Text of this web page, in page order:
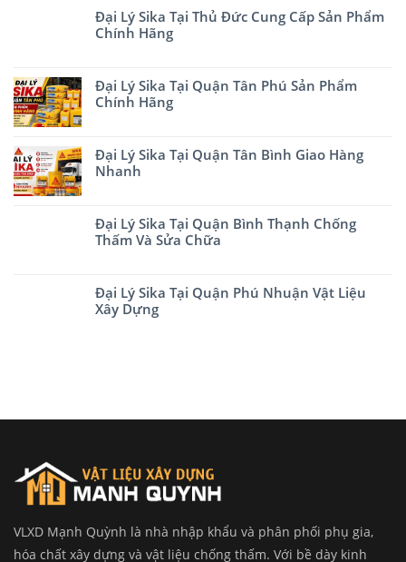
Đại Lý Sika Tại Thủ Đức Cung Cấp Sản Phẩm
Chính Hãng
Đại Lý Sika Tại Quận Tân Phú Sản Phẩm
Chính Hãng
Đại Lý Sika Tại Quận Tân Bình Giao Hàng
Nhanh
Đại Lý Sika Tại Quận Bình Thạnh Chống
Thấm Và Sửa Chữa
Đại Lý Sika Tại Quận Phú Nhuận Vật Liệu
Xây Dựng
VLXD Mạnh Quỳnh là nhà nhập khẩu và phân phối phụ gia,
hóa chất xây dựng và vật liệu chống thấm. Với bề dày kinh